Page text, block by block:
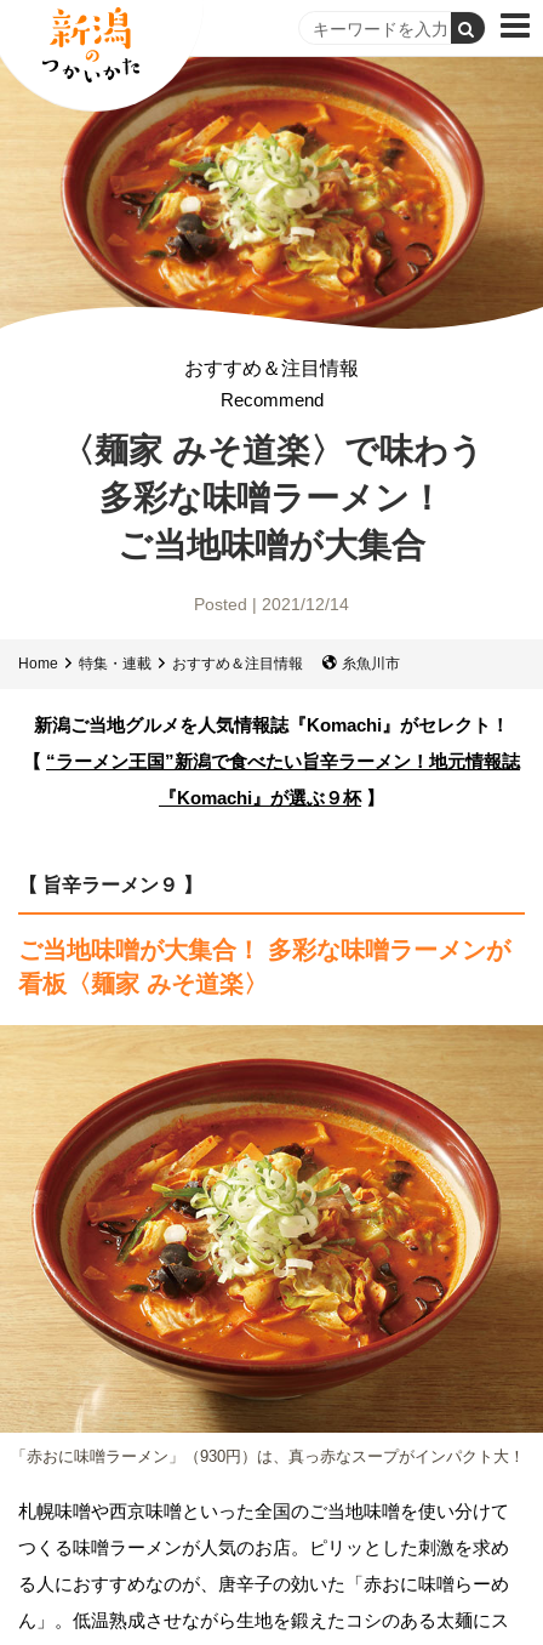
おすすめ＆注目情報
Recommend
〈麺家 みそ道楽〉で味わう
多彩な味噌ラーメン！
ご当地味噌が大集合
Posted | 2021/12/14
Home 特集・連載 おすすめ＆注目情報 糸魚川市
新潟ご当地グルメを人気情報誌 『Komachi』がセレクト！
【 “ラーメン王国”新潟で食べたい旨辛ラーメン！地元情報誌
『Komachi』が選ぶ９杯】
【 旨辛ラーメン９ 】
ご当地味噌が大集合！ 多彩な味噌ラーメンが
看板 〈麺家 みそ道楽〉
「赤おに味噌ラーメン」（930円）は、真っ赤なスープがインパクト大！
札幌味噌や西京味噌といった全国のご当地味噌を使い分けて
つくる味噌ラーメンが人気のお店。ピリッとした刺激を求め
る人におすすめなのが、唐辛子の効いた「赤おに味噌らーめ
ん」。低温熟成させながら生地を鍛えたコシのある太麺にス